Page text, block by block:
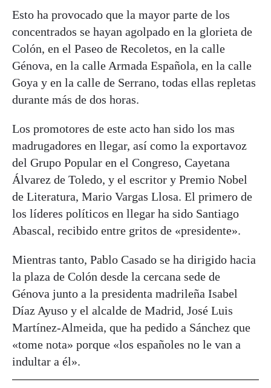
Esto ha provocado que la mayor parte de los
concentrados se hayan agolpado en la glorieta de
Colón, en el Paseo de Recoletos, en la calle
Génova, en la calle Armada Española, en la calle
Goya y en la calle de Serrano, todas ellas repletas
durante más de dos horas.
Los promotores de este acto han sido los mas
madrugadores en llegar, así como la exportavoz
del Grupo Popular en el Congreso, Cayetana
Álvarez de Toledo, y el escritor y Premio Nobel
de Literatura, Mario Vargas Llosa. El primero de
los líderes políticos en llegar ha sido Santiago
Abascal, recibido entre gritos de «presidente».
Mientras tanto, Pablo Casado se ha dirigido hacia
la plaza de Colón desde la cercana sede de
Génova junto a la presidenta madrileña Isabel
Díaz Ayuso y el alcalde de Madrid, José Luis
Martínez-Almeida, que ha pedido a Sánchez que
«tome nota» porque «los españoles no le van a
indultar a él».